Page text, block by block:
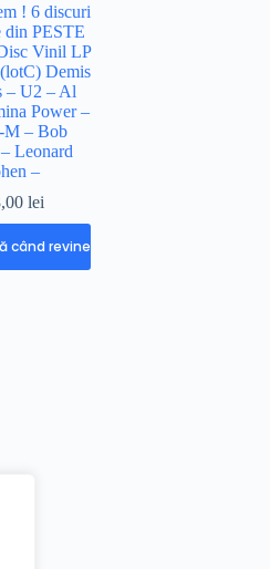
! 6 discuri
din PESTE
Vinil LP
Demis
– U2 – Al
Power –
M – Bob
Leonard
–
lei
când revine